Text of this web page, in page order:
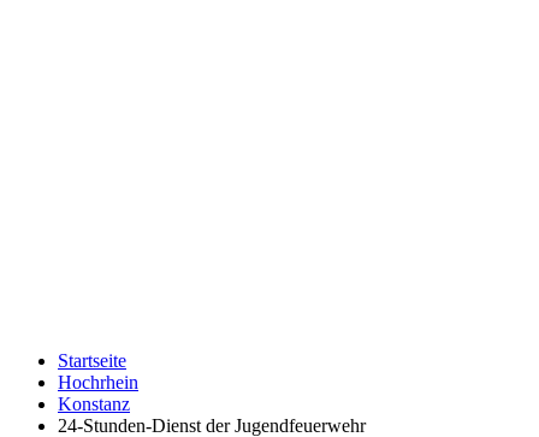
Startseite
Hochrhein
Konstanz
24-Stunden-Dienst der Jugendfeuerwehr